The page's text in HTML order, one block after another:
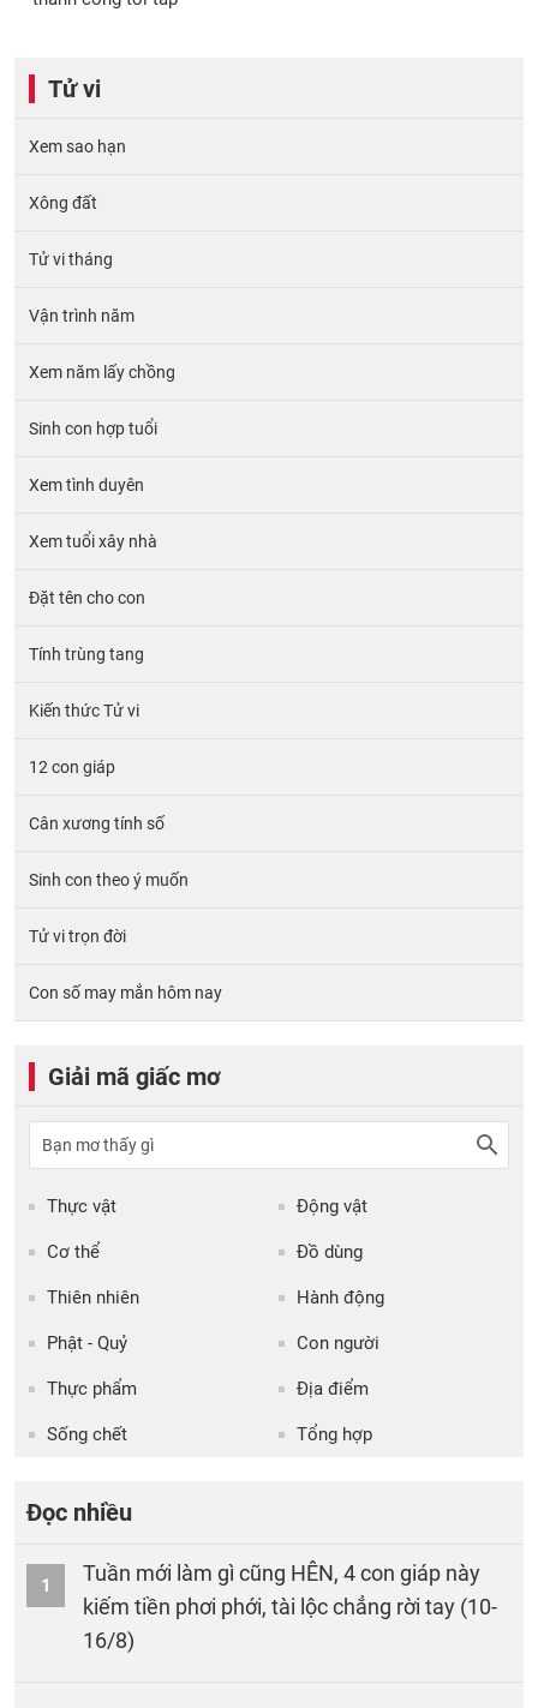
Tử vi
Xem sao hạn
Xông đất
Tử vi tháng
Vận trình năm
Xem năm lấy chồng
Sinh con hợp tuổi
Xem tình duyên
Xem tuổi xây nhà
Đặt tên cho con
Tính trùng tang
Kiến thức Tử vi
12 con giáp
Cân xương tính số
Sinh con theo ý muốn
Tử vi trọn đời
Con số may mắn hôm nay
Giải mã giấc mơ
Thực vật Động vật
Cơ thể Đồ dùng
Thiên nhiên Hành động
Phật - Quỷ Con người
Thực phẩm Địa điểm
Sống chết Tổng hợp
Đọc nhiều
1
Tuần mới làm gì cũng HÊN, 4 con giáp này
kiếm tiền phơi phới, tài lộc chẳng rời tay (10-
16/8)